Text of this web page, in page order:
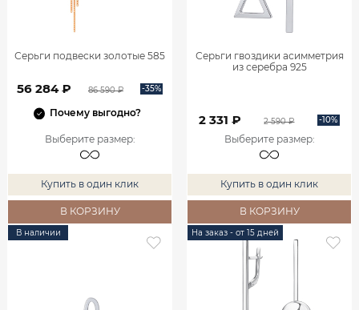
Серьги подвески золотые 585
56 284 ₽ 86 590 ₽ -35%
Почему выгодно?
Выберите размер:
Купить в один клик
В КОРЗИНУ
Серьги гвоздики асимметрия
из серебра 925
2 331 ₽ 2 590 ₽ -10%
Выберите размер:
Купить в один клик
В КОРЗИНУ
В наличии На заказ - от 15 дней